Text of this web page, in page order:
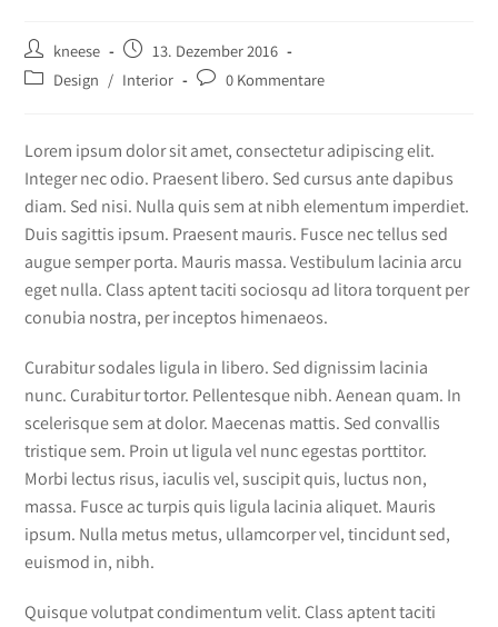
kneese
13. Dezember 2016
Design / Interior 0 Kommentare
Lorem ipsum dolor sit amet, consectetur adipiscing elit.
Integer nec odio. Praesent libero. Sed cursus ante dapibus
diam. Sed nisi. Nulla quis sem at nibh elementum imperdiet.
Duis sagittis ipsum. Praesent mauris. Fusce nec tellus sed
augue semper porta. Mauris massa. Vestibulum lacinia arcu
eget nulla. Class aptent taciti sociosqu ad litora torquent per
conubia nostra, per inceptos himenaeos.
Curabitur sodales ligula in libero. Sed dignissim lacinia
nunc. Curabitur tortor. Pellentesque nibh. Aenean quam. In
scelerisque sem at dolor. Maecenas mattis. Sed convallis
tristique sem. Proin ut ligula vel nunc egestas porttitor.
Morbi lectus risus, iaculis vel, suscipit quis, luctus non,
massa. Fusce ac turpis quis ligula lacinia aliquet. Mauris
ipsum. Nulla metus metus, ullamcorper vel, tincidunt sed,
euismod in, nibh.
Quisque volutpat condimentum velit. Class aptent taciti